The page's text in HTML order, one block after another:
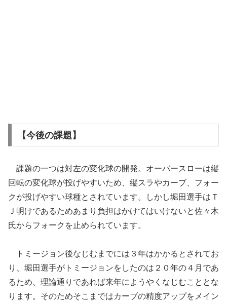
【今後の課題】
課題の一つは対左の変化球の開発。オーバースローは縦
回転の変化球が投げやすいため、縦スラやカーブ、フォー
クが投げやすい球種とされています。しかし堀田選手はＴ
Ｊ明けであるためあまり負担はかけてはいけないと佐々木
氏からフォークを止められています。
トミージョン後なじむまでには３年はかかるとされてお
り、堀田選手がトミージョンをしたのは２０年の４月であ
るため、理論通りであれば来年にようやくなじむこととな
ります。そのためそこまではカーブの精度アップをメイン